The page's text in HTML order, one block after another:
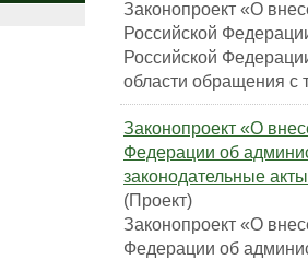
Законопроект «О
Российской
Российской
области обращения
Законопроект «О
Федерации об
законодательные
(Проект)
Законопроект «О
Федерации об